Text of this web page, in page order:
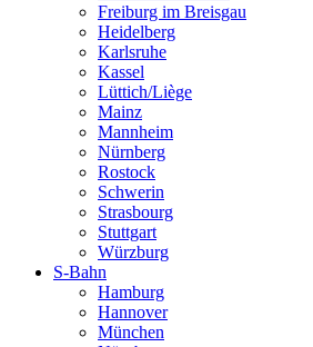
Freiburg im Breisgau
Heidelberg
Karlsruhe
Kassel
Lüttich/Liège
Mainz
Mannheim
Nürnberg
Rostock
Schwerin
Strasbourg
Stuttgart
Würzburg
S-Bahn
Hamburg
Hannover
München